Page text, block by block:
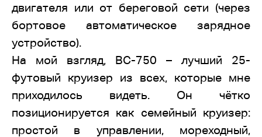
двигателя или от береговой сети (через
бортовое автоматическое зарядное
устройство).
На мой взгляд, ВС-750 – лучший 25-
футовый круизер из всех, которые мне
приходилось видеть. Он чётко
позиционируется как семейный круизер:
простой в управлении, мореходный,